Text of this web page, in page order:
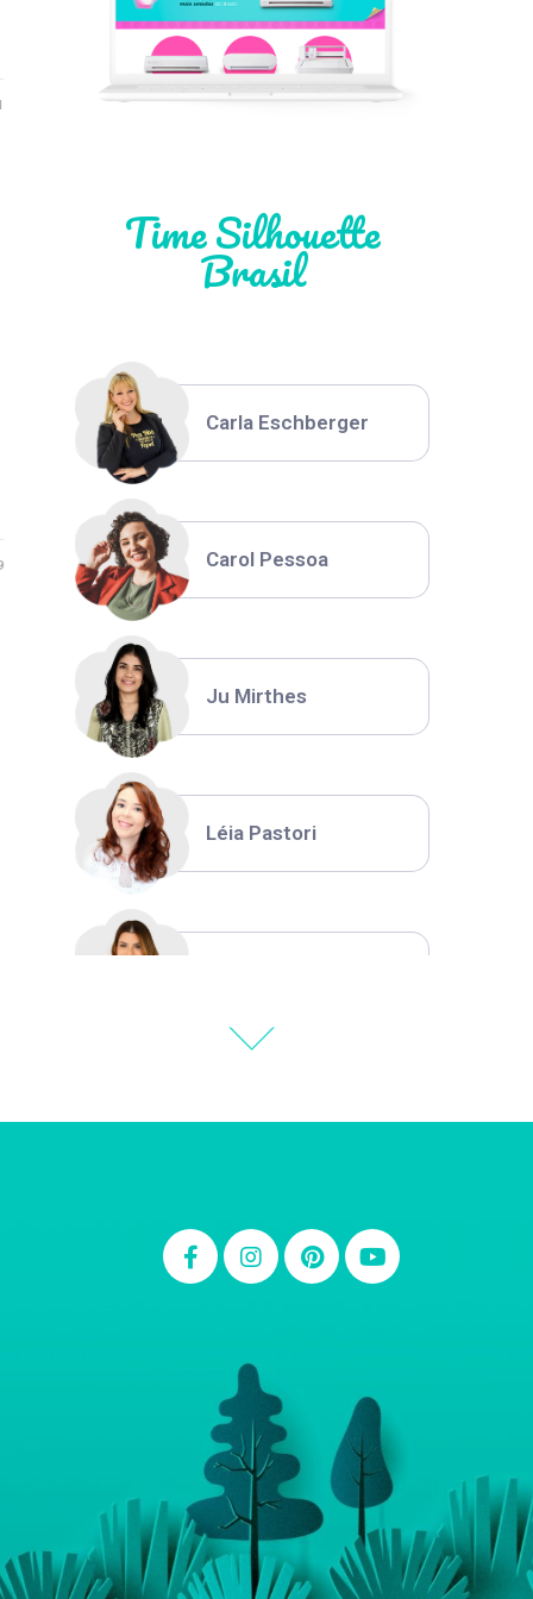
Time Silhouette
Brasil
Léia Pastori
Thiara Ney
Carla Eschberger
Carol Pessoa
Ju Mirthes
Léia Pastori
Carla Eschberger
Carol Pessoa
Ju Mirthes